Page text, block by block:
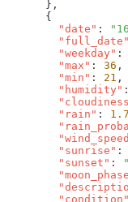
        "date"
:
        "full_date"
        "weekday"
:
        "max"
: 36
        "min"
: 21
        "humidity"
        "rain"
:
        "sunrise"
:
        "sunset"
:
        "condition"